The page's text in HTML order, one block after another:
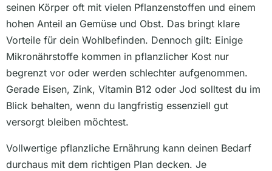
seinen Körper oft mit vielen Pflanzenstoffen und einem
hohen Anteil an Gemüse und Obst. Das bringt klare
Vorteile für dein Wohlbefinden. Dennoch gilt: Einige
Mikronährstoffe kommen in pflanzlicher Kost nur
begrenzt vor oder werden schlechter aufgenommen.
Gerade Eisen, Zink, Vitamin B12 oder Jod solltest du im
Blick behalten, wenn du langfristig essenziell gut
versorgt bleiben möchtest.
Vollwertige pflanzliche Ernährung kann deinen Bedarf
durchaus mit dem richtigen Plan decken. Je